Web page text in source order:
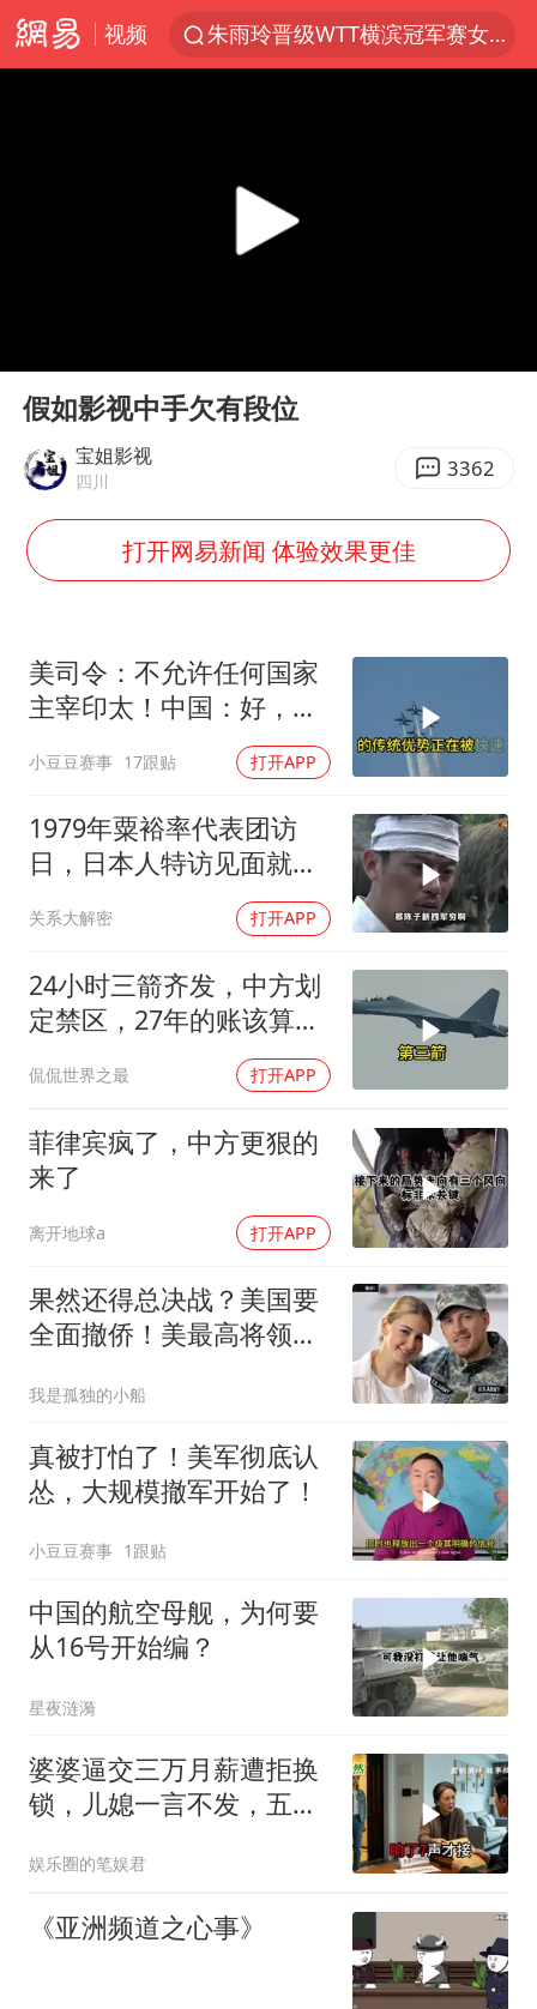
视频
朱雨玲晋级WTT横滨冠军赛女单八强
改名后的“青海拉面”店
四川宜宾市高县发生4.9级地震
公司“上四休三”但要降薪1000元
A股收盘：三大指数均涨超1%
“中国蔬菜之乡”最高温达41.8℃
Play
假如影视中手欠有段位
宝姐影视
四川 3362
打开网易新闻 体验效果更佳
美司令：不允许任何国家
主宰印太！中国：好，轰
6N就挂一枚弹升空
小豆豆赛事 17跟贴 打开APP
1979年粟裕率代表团访
日，日本人特访见面就喊
关系大解密 打开APP
24小时三箭齐发，中方划
定禁区，27年的账该算
了，强制拖船摆上台面
侃侃世界之最 打开APP
菲律宾疯了，中方更狠的
来了
离开地球a 打开APP
果然还得总决战？美国要
全面撤侨！美最高将领：
我是孤独的小船
真被打怕了！美军彻底认
怂，大规模撤军开始了！
小豆豆赛事 1跟贴
中国的航空母舰，为何要
从16号开始编？
星夜涟漪
婆婆逼交三万月薪遭拒换
锁，儿媳一言不发，五天
娱乐圈的笔娱君
《亚洲频道之心事》